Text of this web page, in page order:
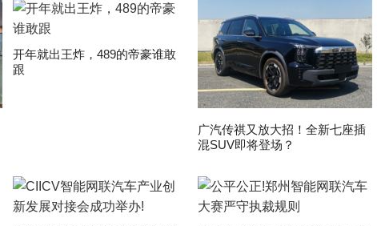
开年就出王炸，489的帝豪谁敢
跟
广汽传祺又放大招！全新七座插
混SUV即将登场？